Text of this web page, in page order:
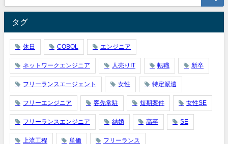
タグ
休日 COBOL エンジニア
ネットワークエンジニア 人売りIT 転職 新卒
フリーランスエージェント 女性 特定派遣
フリーエンジニア 客先常駐 短期案件 女性SE
フリーランスエンジニア 結婚 高卒 SE
上流工程 単価 フリーランス